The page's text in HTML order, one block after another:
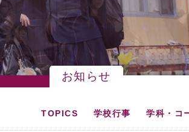
お知らせ
TOPICS 学校行事 学科・コ